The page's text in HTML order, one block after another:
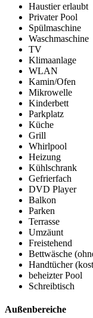
Haustier erlaubt
Privater Pool
Spülmaschine
Waschmaschine
TV
Klimaanlage
WLAN
Kamin/Ofen
Mikrowelle
Kinderbett
Parkplatz
Küche
Grill
Whirlpool
Heizung
Kühlschrank
Gefrierfach
DVD Player
Balkon
Parken
Terrasse
Umzäunt
Freistehend
Bettwäsche
Handtücher
beheizter Pool
Schreibtisch
Außenbereiche